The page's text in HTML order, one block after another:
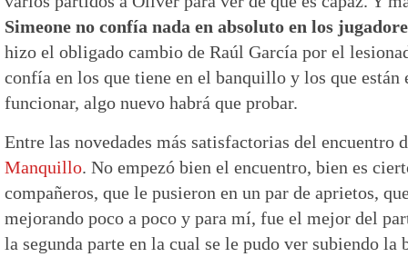
Simeone no confía nada en absoluto en los
hizo el obligado cambio de Raúl García por el
confía en los que tiene en el banquillo y los que están
funcionar, algo nuevo habrá que probar.
Entre las novedades más satisfactorias del encuentro
Manquillo. No empezó bien el encuentro, bien es
compañeros, que le pusieron en un par de aprietos,
mejorando poco a poco y para mí, fue el mejor del
la segunda parte en la cual se le pudo ver subiendo la